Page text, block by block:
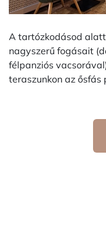
A tartózkodásod
nagyszerű fogásait
félpanziós
teraszunkon az